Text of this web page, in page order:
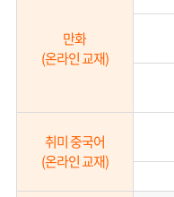
만화
(온라인 교재)
취미 중국어
(온라인 교재)